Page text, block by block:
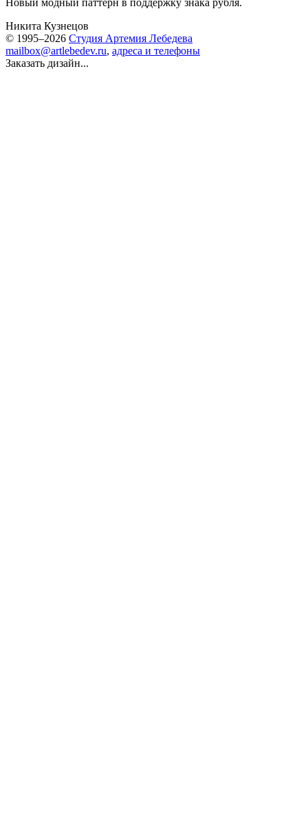
Новый модный паттерн в поддержку знака рубля.
Никита Кузнецов
© 1995–2026 Студия Артемия Лебедева
mailbox@artlebedev.ru, адреса и телефоны
Заказать дизайн...